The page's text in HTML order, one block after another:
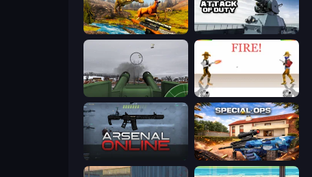
Jungle Deer Hunting Attack of Duty
Flakmeister Gunblood
Arsenal Online Special Ops: GO